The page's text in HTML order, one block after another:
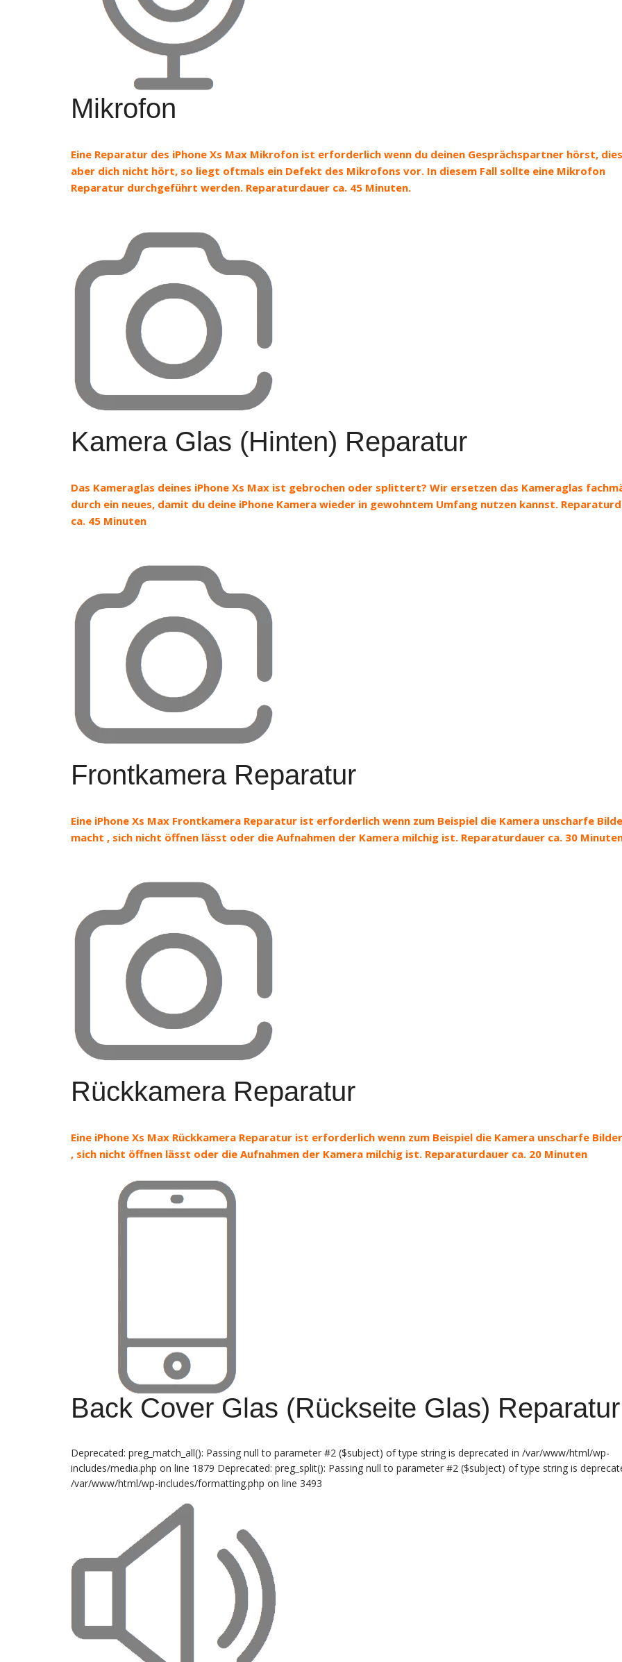
Mikrofon
Eine Reparatur des iPhone Xs Max Mikrofon ist erforderlich wenn du deinen Gesprächspartner hörst,
aber dich nicht hört, so liegt oftmals ein Defekt des Mikrofons vor. In diesem Fall sollte eine Mikrofon
Reparatur durchgeführt werden. Reparaturdauer ca. 45 Minuten.
Kamera Glas (Hinten) Reparatur
Das Kameraglas deines iPhone Xs Max ist gebrochen oder splittert? Wir ersetzen das Kameraglas
durch ein neues, damit du deine iPhone Kamera wieder in gewohntem Umfang nutzen kannst.
ca. 45 Minuten
Frontkamera Reparatur
Eine iPhone Xs Max Frontkamera Reparatur ist erforderlich wenn zum Beispiel die Kamera unscharfe
macht , sich nicht öffnen lässt oder die Aufnahmen der Kamera milchig ist. Reparaturdauer ca. 30
Rückkamera Reparatur
Eine iPhone Xs Max Rückkamera Reparatur ist erforderlich wenn zum Beispiel die Kamera unscharfe
, sich nicht öffnen lässt oder die Aufnahmen der Kamera milchig ist. Reparaturdauer ca. 20 Minuten
Back Cover Glas (Rückseite Glas) Reparatur
Deprecated: preg_match_all(): Passing null to parameter #2 ($subject) of type string is deprecated in /var/www/html/wp-
includes/media.php on line 1879 Deprecated: preg_split(): Passing null to parameter #2 ($subject) of type string is
/var/www/html/wp-includes/formatting.php on line 3493